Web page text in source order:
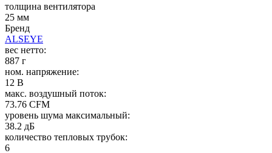
толщина вентилятора
25 мм
Бренд
ALSEYE
вес нетто:
887 г
ном. напряжение:
12 В
макс. воздушный поток:
73.76 CFM
уровень шума максимальный:
38.2 дБ
количество тепловых трубок:
6